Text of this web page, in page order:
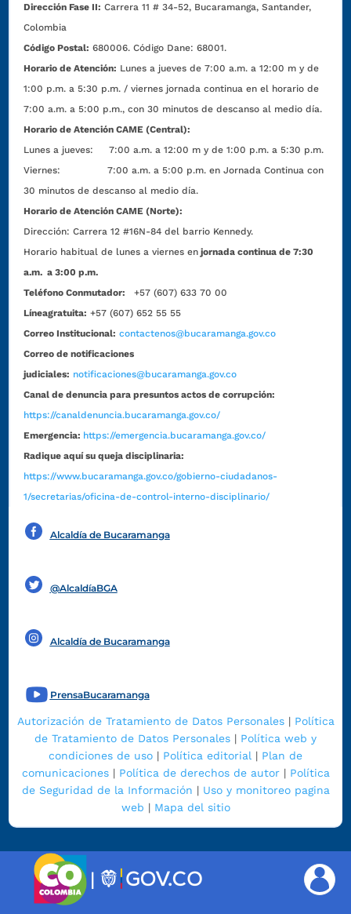
Dirección Fase II: Carrera 11 # 34-52, Bucaramanga, Santander,
Colombia
Código Postal: 680006. Código Dane: 68001.
Horario de Atención: Lunes a jueves de 7:00 a.m. a 12:00 m y de
1:00 p.m. a 5:30 p.m. / viernes jornada continua en el horario de
7:00 a.m. a 5:00 p.m., con 30 minutos de descanso al medio día.
Horario de Atención CAME (Central):
Lunes a jueves: 7:00 a.m. a 12:00 m y de 1:00 p.m. a 5:30 p.m.
Viernes: 7:00 a.m. a 5:00 p.m. en Jornada Continua con
30 minutos de descanso al medio día.
Horario de Atención CAME (Norte):
Dirección:Carrera 12 #16N-84 del barrio Kennedy.
Horario habitual de lunes a viernes en jornada continua de 7:30
a.m. a 3:00 p.m.
Teléfono Conmutador:
+57 (607) 633 70 00
Líneagratuita: +57 (607) 652 55 55
Correo Institucional: contactenos@bucaramanga.gov.co
Correo de notificaciones
judiciales: notificaciones@bucaramanga.gov.co
Canal de denuncia para presuntos actos de corrupción:
https://canaldenuncia.bucaramanga.gov.co/
Emergencia: https://emergencia.bucaramanga.gov.co/
Radique aquí su queja disciplinaria:
https://www.bucaramanga.gov.co/gobierno-ciudadanos-
1/secretarias/oficina-de-control-interno-disciplinario/
Alcaldía de Bucaramanga
@AlcaldíaBGA
Alcaldía de Bucaramanga
PrensaBucaramanga
Autorización de Tratamiento de Datos Personales| Política
de Tratamiento de Datos Personales | Política web y
condiciones de uso | Política editorial | Plan de
comunicaciones| Política de derechos de autor| Política
de Seguridad de la Información | Uso y monitoreo pagina
web | Mapa del sitio
|